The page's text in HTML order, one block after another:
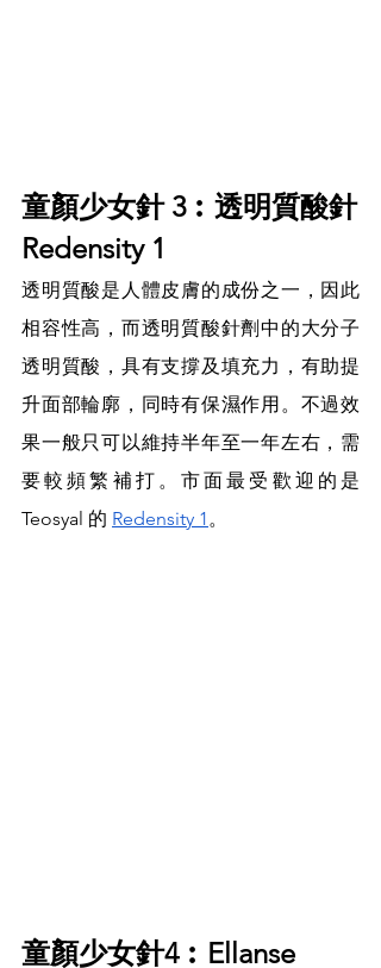
童顏少女針 3︰透明質酸針
Redensity 1
透明質酸是人體皮膚的成份之一，因此
相容性高，而透明質酸針劑中的大分子
透明質酸，具有支撐及填充力，有助提
升面部輪廓，同時有保濕作用。不過效
果一般只可以維持半年至一年左右，需
要較頻繁補打。市面最受歡迎的是
Teosyal 的 Redensity 1。
童顏少女針4︰Ellanse